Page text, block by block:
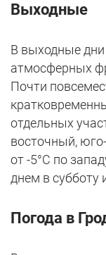
Выходные
В выходные
атмосферных
Почти
отдельных
восточный,
от -5°C по
днем в субботу
Погода в